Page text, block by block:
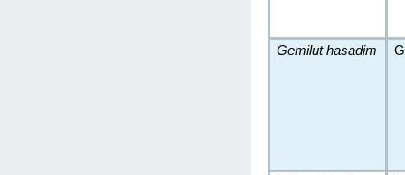
Gemilut hasadim